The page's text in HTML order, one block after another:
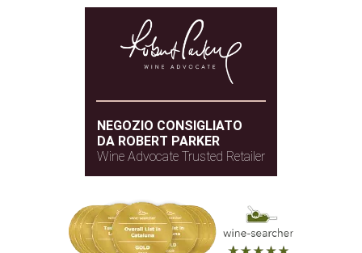
NEGOZIO CONSIGLIATO
DA ROBERT PARKER
Wine Advocate Trusted Retailer